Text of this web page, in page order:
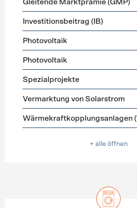
Gleitende Marktprämie (GMP)
Investitionsbeitrag (IB)
Photovoltaik
Photovoltaik
Spezialprojekte
Vermarktung von Solarstrom
Wärmekraftkopplungsanlagen
+ alle öffnen